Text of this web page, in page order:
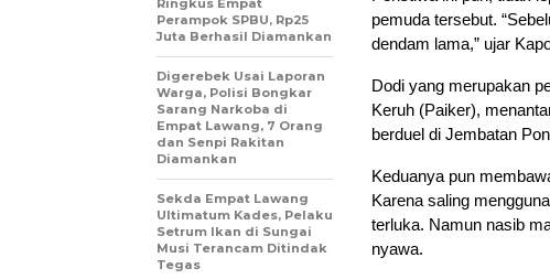
pemuda tersebut.
dendam lama,” ujar
Dodi yang merupakan
Keruh (Paiker),
berduel di Jembatan
Keduanya pun
Karena saling
terluka. Namun nasib
nyawa.
Perampok SPBU, Rp25
Juta Berhasil Diamankan
Digerebek Usai Laporan
Warga, Polisi Bongkar
Sarang Narkoba di
Empat Lawang, 7 Orang
dan Senpi Rakitan
Diamankan
Sekda Empat Lawang
Ultimatum Kades, Pelaku
Setrum Ikan di Sungai
Musi Terancam Ditindak
Tegas